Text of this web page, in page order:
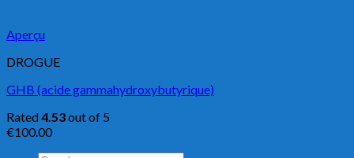
Aperçu
DROGUE
GHB (acide gammahydroxybutyrique)
Rated4.53out of 5
€100.00